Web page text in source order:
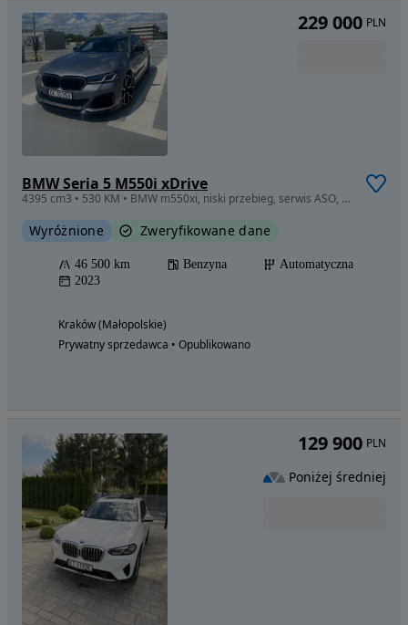
BMW Seria 5 M550i xDrive
4395 cm3 • 530 KM • BMW m550xi, niski przebieg, serwis ASO, Umowa K-S, zapraszam!
Wyróżnione Zweryfikowane dane
46 500 km Benzyna
Automatyczna
2023
Kraków (Małopolskie)
Prywatny sprzedawca • Opublikowano
229 000 PLN
129 900 PLN
Poniżej średniej